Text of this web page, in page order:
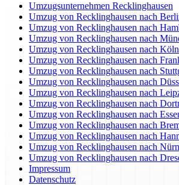
Umzugsunternehmen Recklinghausen
Umzug von Recklinghausen nach
Umzug von Recklinghausen nach
Umzug von Recklinghausen nach
Umzug von Recklinghausen nach Köln
Umzug von Recklinghausen nach
Umzug von Recklinghausen nach
Umzug von Recklinghausen nach
Umzug von Recklinghausen nach
Umzug von Recklinghausen nach
Umzug von Recklinghausen nach
Umzug von Recklinghausen nach
Umzug von Recklinghausen nach
Umzug von Recklinghausen nach
Umzug von Recklinghausen nach
Impressum
Datenschutz